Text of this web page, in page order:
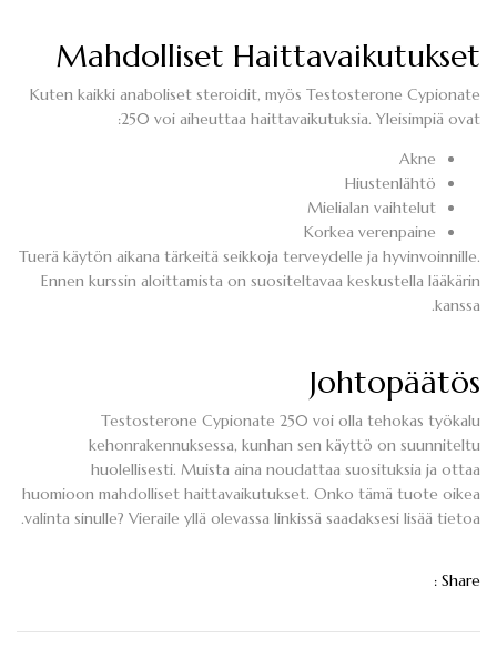
Mahdolliset Haittavaikutukset
Kuten kaikki anaboliset steroidit, myös Testosterone Cypionate
250 voi aiheuttaa haittavaikutuksia. Yleisimpiä ovat:
Akne
Hiustenlähtö
Mielialan vaihtelut
Korkea verenpaine
Tuerä käytön aikana tärkeitä seikkoja terveydelle ja hyvinvoinnille.
Ennen kurssin aloittamista on suositeltavaa keskustella lääkärin
kanssa.
Johtopäätös
Testosterone Cypionate 250 voi olla tehokas työkalu
kehonrakennuksessa, kunhan sen käyttö on suunniteltu
huolellisesti. Muista aina noudattaa suosituksia ja ottaa
huomioon mahdolliset haittavaikutukset. Onko tämä tuote oikea
valinta sinulle? Vieraile yllä olevassa linkissä saadaksesi lisää tietoa.
Share :